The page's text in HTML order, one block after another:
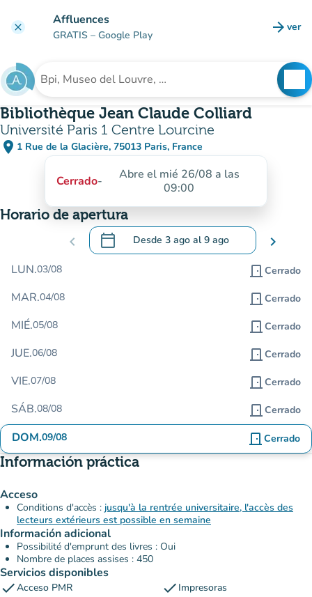
clear Affluences
GRATIS – Google Play arrow_forward ver
Buscar un establecimiento
Bibliothèque Jean Claude Colliard
Université Paris 1 Centre Lourcine
place 1 Rue de la Glacière, 75013 Paris, France
(abrir en Google Maps)
(nueva pestaña)
Cerrado-
Abre el mié 26/08 a las
09:00
Horario de apertura
chevron_left calendar_today Desde 3 ago al9 ago
.Abra el calendario para cambiar las
chevron_right
LUN.03/08 door_front Cerrado
MAR.04/08 door_front Cerrado
MIÉ.05/08 door_front Cerrado
JUE.06/08 door_front Cerrado
VIE.07/08 door_front Cerrado
SÁB.08/08 door_front Cerrado
DOM.09/08 door_front Cerrado
Información práctica
Acceso
Conditions d'accès : jusqu'à la rentrée universitaire, l'accès des
lecteurs extérieurs est possible en semaine
Información adicional
Possibilité d'emprunt des livres : Oui
Nombre de places assises : 450
Servicios disponibles
checkAcceso PMR check Impresoras